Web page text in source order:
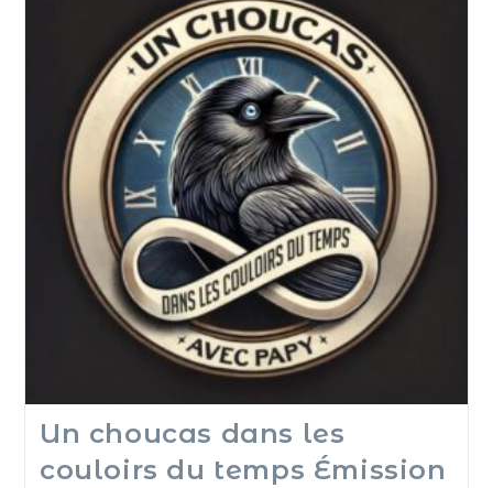
Un choucas dans les
couloirs du temps Émission